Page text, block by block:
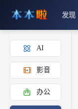
发现
AI
影音
办公